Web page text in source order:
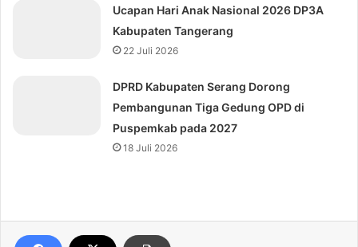
Ucapan Hari Anak Nasional 2026 DP3A
Kabupaten Tangerang
22 Juli 2026
DPRD Kabupaten Serang Dorong
Pembangunan Tiga Gedung OPD di
Puspemkab pada 2027
18 Juli 2026